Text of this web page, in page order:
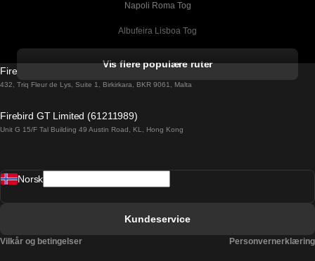
Napoli Roma Tog
Albufeira Lisboa Tog
Barcelona Madrid Tog
Barcelona Sevilla Tog
Vis flere populære ruter
Firebird GT Limited (OC 1451)
432, Triq Fleur de Lys, Suite 1, Birkirkara, BKR 9061, Malta
Firebird GT Limited (61211989)
Unit G 15/F Tal Building 49 Austin Road, KL, Hong Kong
Norsk
Kundeservice
Vilkår og betingelser Personvernerklæring